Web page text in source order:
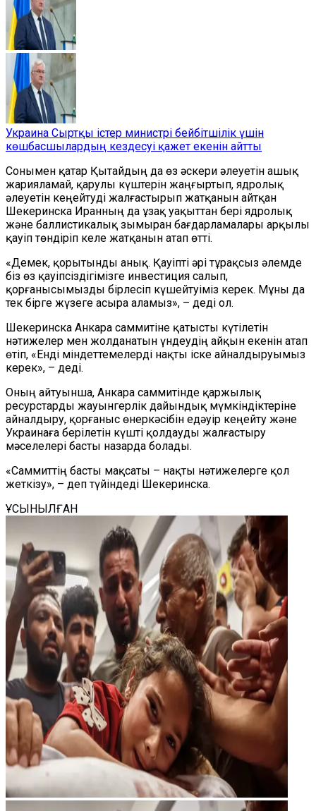
Украина Сыртқы істер министрі бейбітшілік үшін
көшбасшылардың кездесуі қажет екенін айтты
Сонымен қатар Қытайдың да өз әскери әлеуетін ашық
жарияламай, қарулы күштерін жаңғыртып, ядролық
әлеуетін кеңейтуді жалғастырып жатқанын айтқан
Шекеринска Иранның да ұзақ уақыттан бері ядролық
және баллистикалық зымыран бағдарламалары арқылы
қауіп төндіріп келе жатқанын атап өтті.
«Демек, қорытынды анық. Қауіпті әрі тұрақсыз әлемде
біз өз қауіпсіздігімізге инвестиция салып,
қорғанысымызды бірлесіп күшейтуіміз керек. Мұны да
тек бірге жүзеге асыра аламыз», – деді ол.
Шекеринска Анкара саммитіне қатысты күтілетін
нәтижелер мен жолданатын үндеудің айқын екенін атап
өтіп, «Енді міндеттемелерді нақты іске айналдыруымыз
керек», – деді.
Оның айтуынша, Анкара саммитінде қаржылық
ресурстарды жауынгерлік дайындық мүмкіндіктеріне
айналдыру, қорғаныс өнеркәсібін едәуір кеңейту және
Украинаға берілетін күшті қолдауды жалғастыру
мәселелері басты назарда болады.
«Саммиттің басты мақсаты – нақты нәтижелерге қол
жеткізу», – деп түйіндеді Шекеринска.
ҰСЫНЫЛҒАН